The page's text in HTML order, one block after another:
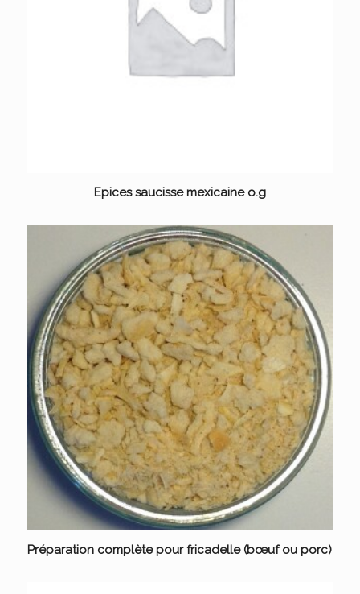
Epices saucisse mexicaine o.g
Préparation complète pour fricadelle (bœuf ou porc)